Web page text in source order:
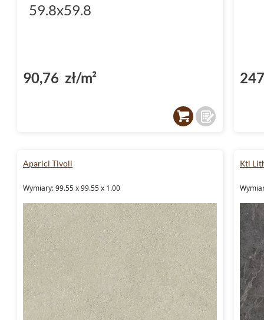
59.8x59.8
90,76 zł/m²
Aparici Tivoli
Wymiary: 99.55 x 99.55 x 1.00
Ktl